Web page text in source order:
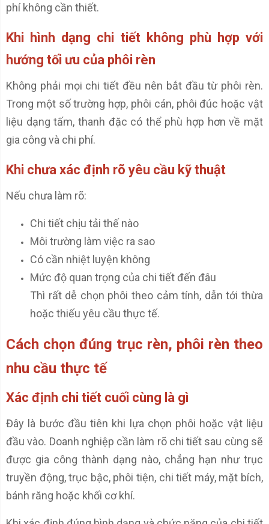
phí không cần thiết.
Khi hình dạng chi tiết không phù hợp với
hướng tối ưu của phôi rèn
Không phải mọi chi tiết đều nên bắt đầu từ phôi rèn.
Trong một số trường hợp, phôi cán, phôi đúc hoặc vật
liệu dạng tấm, thanh đặc có thể phù hợp hơn về mặt
gia công và chi phí.
Khi chưa xác định rõ yêu cầu kỹ thuật
Nếu chưa làm rõ:
Chi tiết chịu tải thế nào
Môi trường làm việc ra sao
Có cần nhiệt luyện không
Mức độ quan trọng của chi tiết đến đâu
Thì rất dễ chọn phôi theo cảm tính, dẫn tới thừa
hoặc thiếu yêu cầu thực tế.
Cách chọn đúng trục rèn, phôi rèn theo
nhu cầu thực tế
Xác định chi tiết cuối cùng là gì
Đây là bước đầu tiên khi lựa chọn phôi hoặc vật liệu
đầu vào. Doanh nghiệp cần làm rõ chi tiết sau cùng sẽ
được gia công thành dạng nào, chẳng hạn như trục
truyền động, trục bậc, phôi tiện, chi tiết máy, mặt bích,
bánh răng hoặc khối cơ khí.